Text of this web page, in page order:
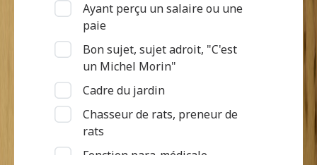
Ayant perçu un salaire ou une
paie
Bon sujet, sujet adroit, "C'est
un Michel Morin"
Cadre du jardin
Chasseur de rats, preneur de
rats
Fonction para-médicale